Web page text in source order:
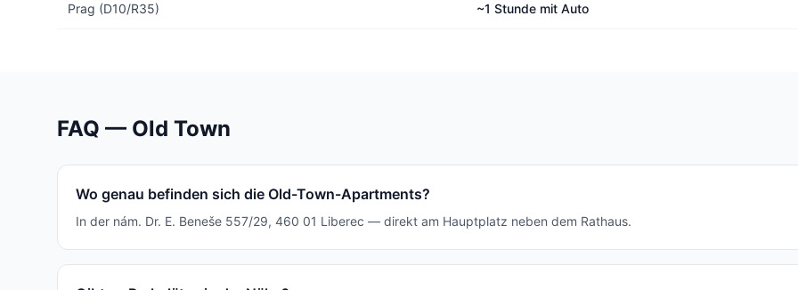
Prag (D10/R35) ~1 Stunde mit Auto
FAQ — Old Town
Wo genau befinden sich die Old-Town-Apartments?
In der nám. Dr. E. Beneše 557/29, 460 01 Liberec — direkt am Hauptplatz neben dem Rathaus.